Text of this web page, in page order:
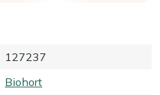
127237
Biohort